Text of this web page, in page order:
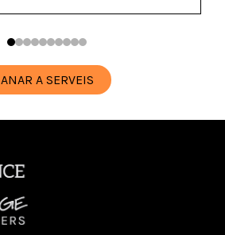
ANAR A SERVEIS